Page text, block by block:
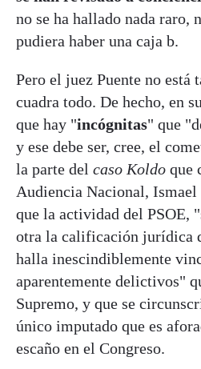
no se ha hallado nada raro,
pudiera haber una caja b.
Pero el juez Puente no está
cuadra todo. De hecho, en
que hay "incógnitas" que
y ese debe ser, cree, el
la parte del caso Koldo que
Audiencia Nacional,
que la actividad del PSOE,
otra la calificación jurídica
halla inescindiblemente
aparentemente delictivos"
Supremo, y que se
único imputado que es
escaño en el Congreso.